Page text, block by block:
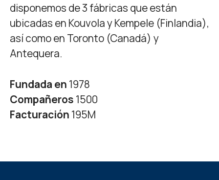
disponemos de 3 fábricas que están
ubicadas en Kouvola y Kempele (Finlandia),
así como en Toronto (Canadá) y
Antequera.
Fundada en 1978
Compañeros 1500
Facturación 195M